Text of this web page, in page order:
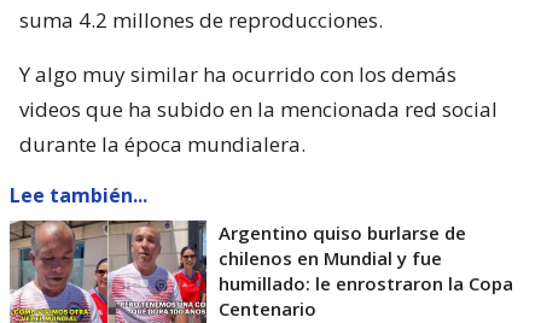
suma 4.2 millones de reproducciones.
Y algo muy similar ha ocurrido con los demás
videos que ha subido en la mencionada red social
durante la época mundialera.
Lee también...
Argentino quiso burlarse de
chilenos en Mundial y fue
humillado: le enrostraron la Copa
Centenario